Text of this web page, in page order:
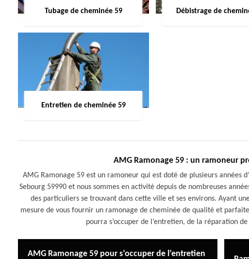
Tubage de cheminée 59 Débistrage de
Entretien de cheminée 59
AMG Ramonage 59 : un ramoneur
AMG Ramonage 59 est un ramoneur qui est doté de plusieurs années
Sebourg 59990 et nous sommes en activité depuis de nombreuses
des particuliers se trouvant dans cette ville et ses environs. Ayant
mesure de vous fournir un ramonage de cheminée de qualité et
pourra s’occuper de l’entretien, de la réparation
AMG Ramonage 59 pour s’occuper de l’entretien